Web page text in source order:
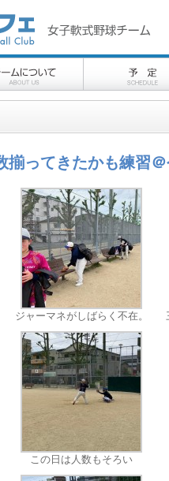
ってきたかも練習
ジャーマネがしばらく不在。
この日は人数もそろい